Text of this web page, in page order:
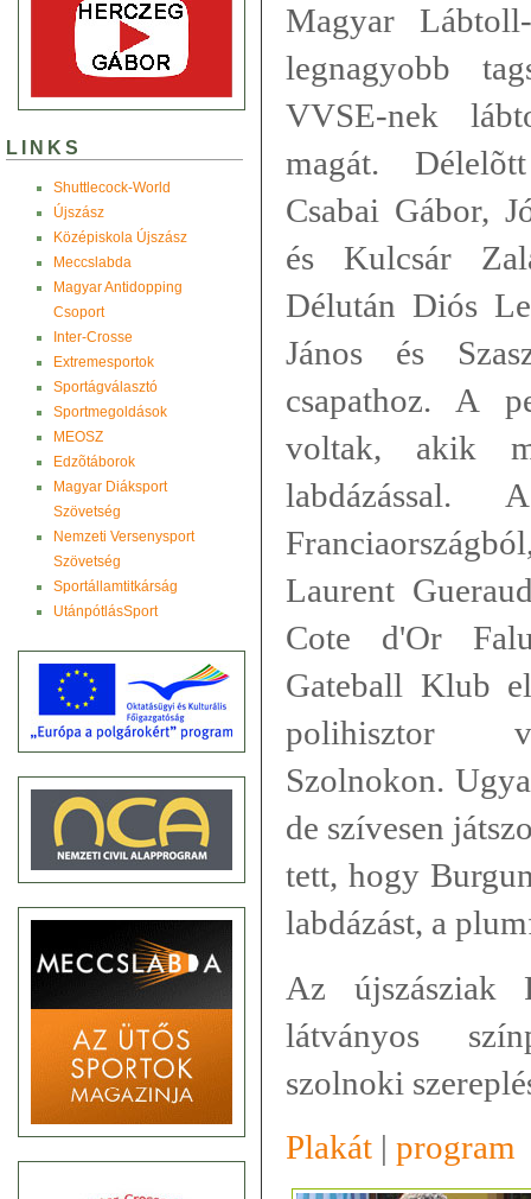
LINKS
Shuttlecock-World
Újszász
Középiskola Újszász
Meccslabda
Magyar Antidopping
Csoport
Inter-Crosse
Extremesportok
Sportágválasztó
Sportmegoldások
MEOSZ
Edzõtáborok
Magyar Diáksport
Szövetség
Nemzeti Versenysport
Szövetség
Sportállamtitkárság
UtánpótlásSport
Magyar
legnagyobb
VVSE-nek
magát. Délelõtt
Csabai Gábor,
és Kulcsár
Délután Diós
János és
csapathoz. A
voltak, akik
labdázással.
Laurent
Cote d'Or
Gateball Klub
polihisztor
Szolnokon.
de szívesen
tett, hogy
labdázást, a
Az újszásziak
látványos
szolnoki
Plakát | program